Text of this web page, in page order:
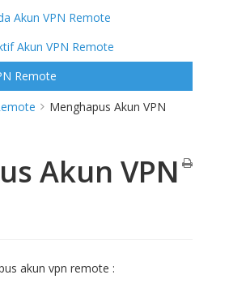
Akun VPN Remote
Akun VPN Remote
Remote
Menghapus Akun VPN
Akun VPN
akun vpn remote :